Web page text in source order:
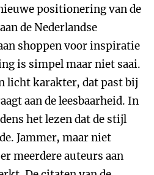
positionering van de
de Nederlandse
shoppen voor inspiratie
is simpel maar niet saai.
licht karakter, dat past bij
aan de leesbaarheid. In
het lezen dat de stijl
Jammer, maar niet
meerdere auteurs aan